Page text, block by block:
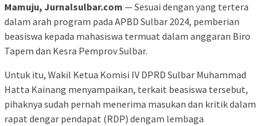
Mamuju, Jurnalsulbar.com — Sesuai dengan yang tertera
dalam arah program pada APBD Sulbar 2024, pemberian
beasiswa kepada mahasiswa termuat dalam anggaran Biro
Tapem dan Kesra Pemprov Sulbar.
Untuk itu, Wakil Ketua Komisi IV DPRD Sulbar Muhammad
Hatta Kainang menyampaikan, terkait beasiswa tersebut,
pihaknya sudah pernah menerima masukan dan kritik dalam
rapat dengar pendapat (RDP) dengam lembaga